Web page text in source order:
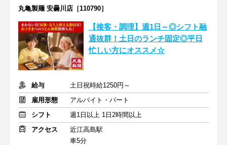
丸亀製麺 安曇川店［110790］
【接客・調理】週1日～◎シフト融
通抜群！土日のランチ固定◎平日
忙しい方にオススメ☆
給与
土日祝時給1250円～
雇用形態
アルバイト・パート
シフト
週1日以上 1日2時間以上
アクセス
近江高島駅
車5分